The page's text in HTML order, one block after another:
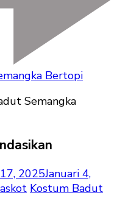
Bertopi
2025Januari 4,
Kostum Badut